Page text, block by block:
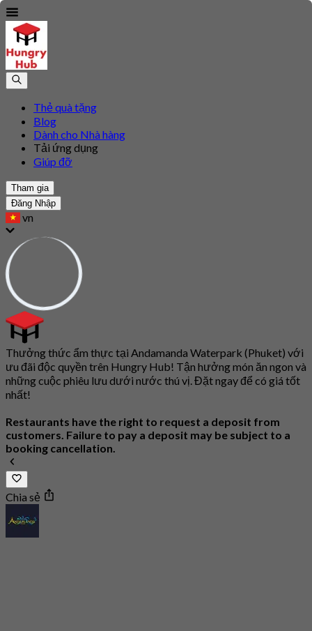
Thẻ quà tặng
Blog
Dành cho Nhà hàng
Tải ứng dụng
Giúp đỡ
Tham gia
Đăng Nhập
vn
Thưởng thức ẩm thực tại Andamanda Waterpark (Phuket) với
ưu đãi độc quyền trên Hungry Hub! Tận hưởng món ăn ngon và
những cuộc phiêu lưu dưới nước thú vị. Đặt ngay để có giá tốt
nhất!
Restaurants have the right to request a deposit from
customers. Failure to pay a deposit may be subject to a
booking cancellation.
Chia sẻ